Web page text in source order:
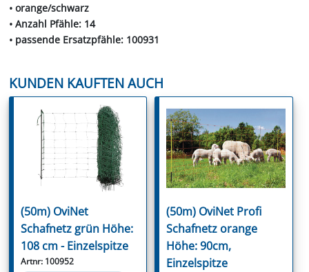
• orange/schwarz
• Anzahl Pfähle: 14
• passende Ersatzpfähle: 100931
KUNDEN KAUFTEN AUCH
(50m) OviNet
Schafnetz grün Höhe:
108 cm - Einzelspitze
Artnr: 100952
(50m) OviNet Profi
Schafnetz orange
Höhe: 90cm,
Einzelspitze